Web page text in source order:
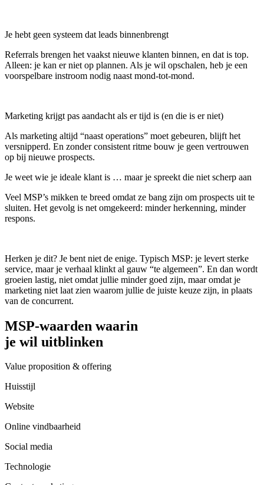
Je hebt geen systeem dat leads binnenbrengt
Referrals brengen het vaakst nieuwe klanten binnen, en dat is top.
Alleen: je kan er niet op plannen. Als je wil opschalen, heb je een
voorspelbare instroom nodig naast mond-tot-mond.
Marketing krijgt pas aandacht als er tijd is (en die is er niet)
Als marketing altijd “naast operations” moet gebeuren, blijft het
versnipperd. En zonder consistent ritme bouw je geen vertrouwen
op bij nieuwe prospects.
Je weet wie je ideale klant is … maar je spreekt die niet scherp aan
Veel MSP’s mikken te breed omdat ze bang zijn om prospects uit te
sluiten. Het gevolg is net omgekeerd: minder herkenning, minder
respons.
Herken je dit? Je bent niet de enige. Typisch MSP: je levert sterke
service, maar je verhaal klinkt al gauw “te algemeen”. En dan wordt
groeien lastig, niet omdat jullie minder goed zijn, maar omdat je
marketing niet laat zien waarom jullie de juiste keuze zijn, in plaats
van de concurrent.
MSP-waarden waarin
je wil uitblinken
Value proposition & offering
Huisstijl
Website
Online vindbaarheid
Social media
Technologie